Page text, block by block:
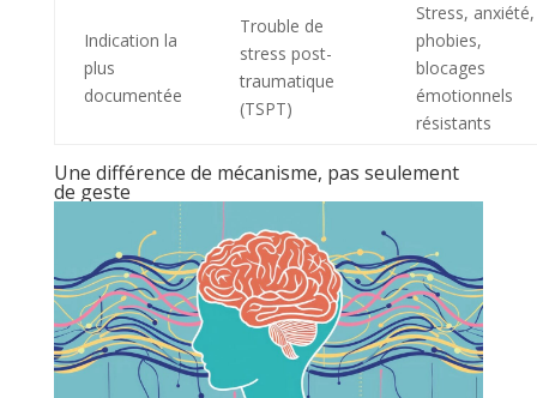
Indication la
plus
documentée
Trouble de
stress post-
traumatique
(TSPT)
Stress, anxiété,
phobies,
blocages
émotionnels
résistants
Une différence de mécanisme, pas seulement
de geste